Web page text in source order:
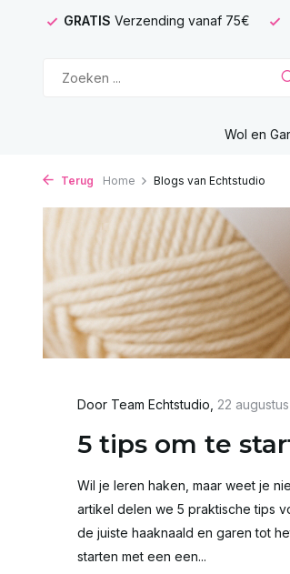
GRATIS Verzending vanaf 75€
Wol en
Terug Home Blogs van Echtstudio
Door Team Echtstudio 22
5 tips om te
Wil je leren haken, maar weet je
artikel delen we 5 praktische tips
de juiste haaknaald en garen tot
starten met een een...